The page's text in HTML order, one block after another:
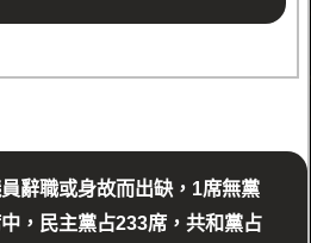
辭職或身故而出缺，1席無黨
，民主黨占233席，共和黨占